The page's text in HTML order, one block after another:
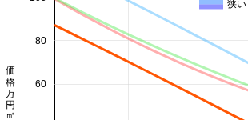
60
80
価格 万円/㎡
狭い